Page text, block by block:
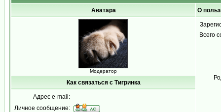
Аватара О
Модератор
Всего
Как связаться с Тигринка
Адрес e-mail:
Личное сообщение: